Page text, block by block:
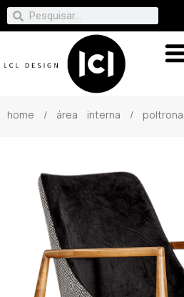
home / área interna /